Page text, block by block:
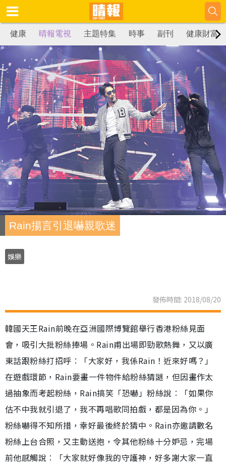
健康 晴報電視 主題特集 時事 副刊 健康財富
Rain揚言引退嚇親歌迷
娛樂
發佈時間: 2018/08/20
韓國天王Rain前晚在亞洲國際博覽館舉行香港粉絲見面
會，吸引大批粉絲捧場。Rain甫出場即勁歌熱舞，又以廣
東話跟粉絲打招呼︰「大家好，我係Rain！近來好嗎？」
在遊戲環節，Rain要畫一件物件給粉絲猜謎，但因畫作太
過抽象而考起粉絲，Rain搞笑「恐嚇」粉絲說︰「如果你
估不中我就引退了，我不再唱歌同拍戲，都是因為你。」
粉絲嚇得不知所措，幸好最後終於猜中。Rain亦邀請數名
粉絲上台合照，又主動送抱，令其他粉絲十分妒忌，完場
前他感觸說︰「大家就好像我的守護神，好多謝大家一直